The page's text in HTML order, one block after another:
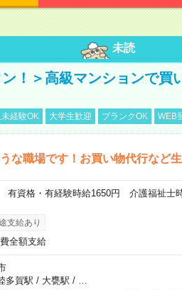
未読
！＞高級マンションで買
経験OK 大学生歓迎 ブランクOK WEB
な職場です！お買い物代行など
有資格・有経験時給1650円 介護福祉士
支給あり
全額支給
多賀駅 / 大甕駅 /